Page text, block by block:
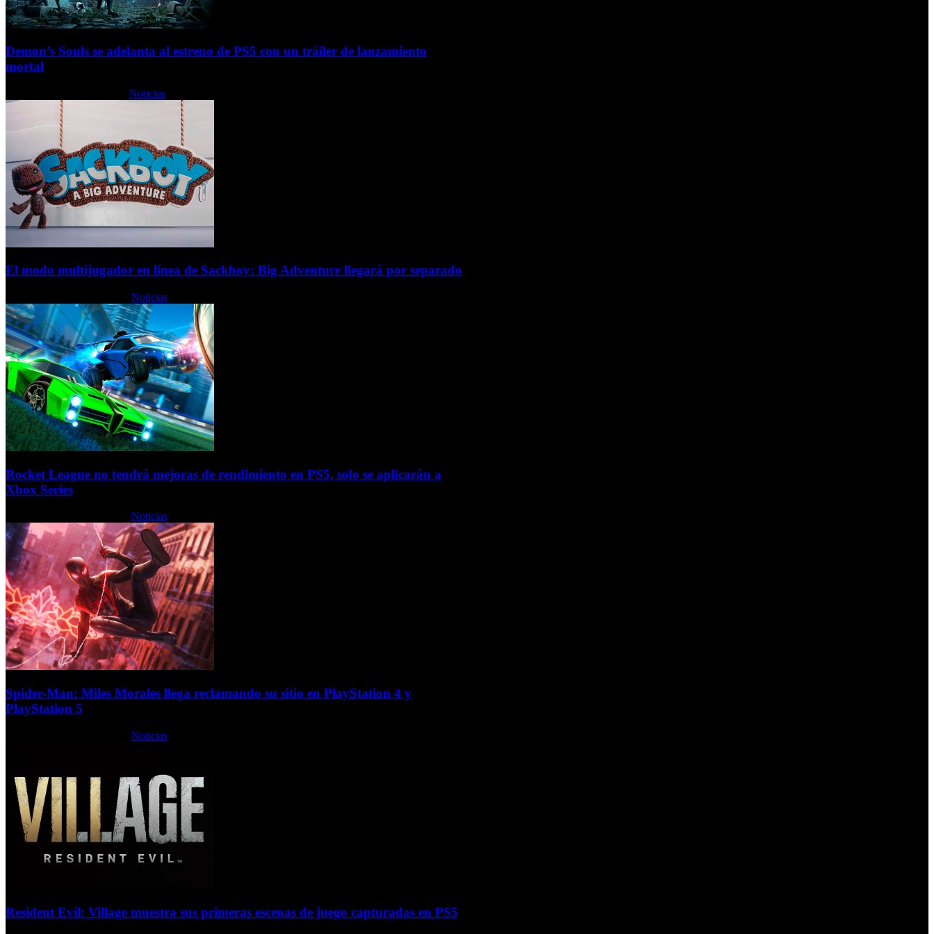
Demon’s Souls se adelanta al estreno de PS5 con un tráiler de lanzamiento
mortal
Noticias
El modo multijugador en línea de Sackboy: Big Adventure llegará por separado
Noticias
Rocket League no tendrá mejoras de rendimiento en PS5, solo se aplicarán a
Xbox Series
Noticias
Spider-Man: Miles Morales llega reclamando su sitio en PlayStation 4 y
PlayStation 5
Noticias
Resident Evil: Village muestra sus primeras escenas de juego capturadas en PS5